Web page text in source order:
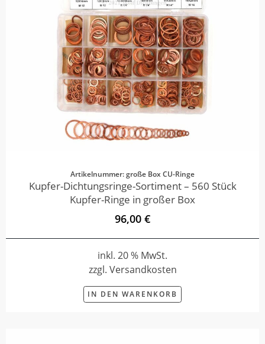
Artikelnummer: große Box CU-Ringe
Kupfer-Dichtungsringe-Sortiment – 560 Stück
Kupfer-Ringe in großer Box
96,00 €
inkl. 20 % MwSt.
zzgl. Versandkosten
IN DEN WARENKORB